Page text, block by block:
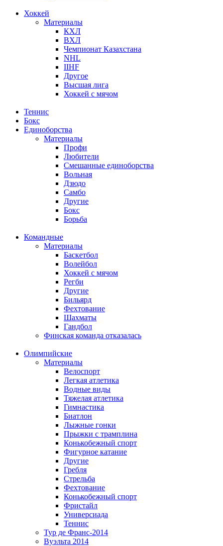
Хоккей
Материалы
КХЛ
ВХЛ
Чемпионат Казахстана
NHL
IIHF
Другое
Высшая лига
Хоккей с мячом
Теннис
Бокс
Единоборства
Материалы
Профи
Любители
Смешанные единоборства
Вольная
Дзюдо
Самбо
Другие
Бокс
Борьба
Командные
Материалы
Баскетбол
Волейбол
Хоккей с мячом
Регби
Другие
Бильярд
Фехтование
Шахматы
Гандбол
Финская команда отказалась
Олимпийские
Материалы
Велоспорт
Легкая атлетика
Водные виды
Тяжелая атлетика
Гимнастика
Биатлон
Лыжные гонки
Прыжки с трамплина
Конькобежный спорт
Фигурное катание
Другие
Гребля
Стрельба
Фехтование
Конькобежный спорт
Фристайл
Универсиада
Теннис
Тур де Франс-2014
Вуэльта 2014